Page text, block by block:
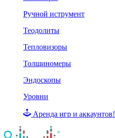
Ручной иструмент
Теодолиты
Тепловизоры
Толщиномеры
Эндоскопы
Уровни
Аренда игр и аккаунтов!